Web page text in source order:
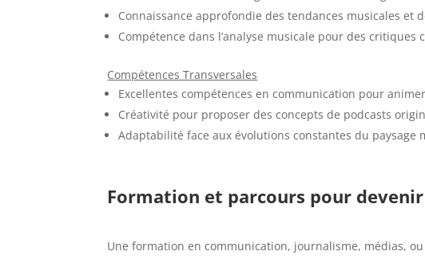
Connaissance approfondie des tendances musicales et
Compétence dans l’analyse musicale pour des critiques
Compétences Transversales
Excellentes compétences en communication pour
Créativité pour proposer des concepts de podcasts
Adaptabilité face aux évolutions constantes du paysage
Formation et parcours pour
Une formation en communication, journalisme, médias,